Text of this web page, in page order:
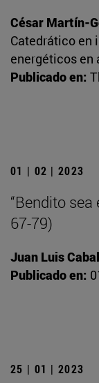
César Martín-
Catedrático en
energéticos en
Publicado en:
01 | 02 | 2023
“Bendito sea
67-79)
Juan Luis
Publicado en:
25 | 01 | 2023